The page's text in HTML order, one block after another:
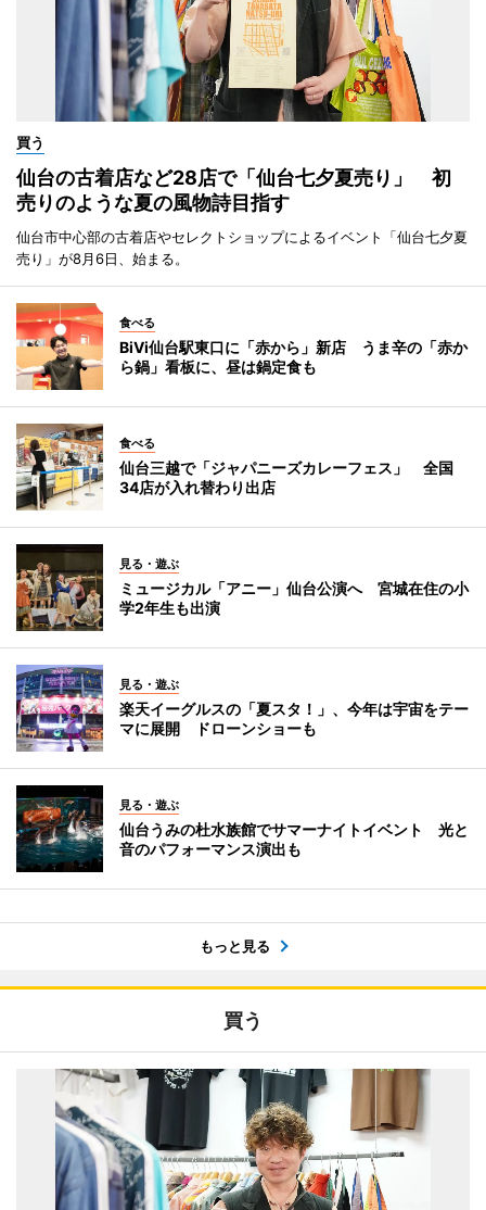
買う
仙台の古着店など28店で「仙台七夕夏売り」 初
売りのような夏の風物詩目指す
仙台市中心部の古着店やセレクトショップによるイベント「仙台七夕夏
売り」が8月6日、始まる。
食べる
BiVi仙台駅東口に「赤から」新店 うま辛の「赤か
ら鍋」看板に、昼は鍋定食も
食べる
仙台三越で「ジャパニーズカレーフェス」 全国
34店が入れ替わり出店
見る・遊ぶ
ミュージカル「アニー」仙台公演へ 宮城在住の小
学2年生も出演
見る・遊ぶ
楽天イーグルスの「夏スタ！」、今年は宇宙をテー
マに展開 ドローンショーも
見る・遊ぶ
仙台うみの杜水族館でサマーナイトイベント 光と
音のパフォーマンス演出も
もっと見る
買う